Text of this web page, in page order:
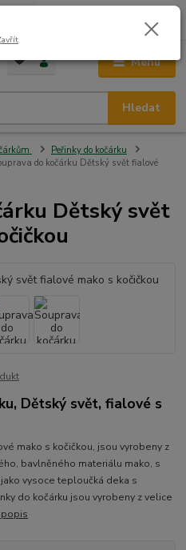
Menu
Hledat
0,00 Kč
Peřinky do kočárku
do kočárku Dětský svět fialové
Dětský svět
Dětský svět, fialové s
mako s kočičkou, jsou vyrobeny z
bavlněného materiálu mako, s
vysoce teploučká deka s
do kočárku jsou vyrobeny z velice